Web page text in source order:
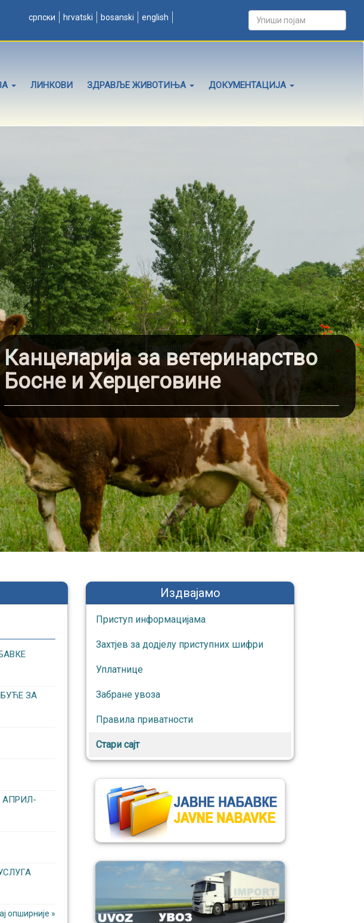
српски hrvatski bosanski english
ЛИНКОВИ ЗДРАВЉЕ ЖИВОТИЊА ДОКУМЕНТАЦИЈА
Канцеларија за ветеринарство
Босне и Херцеговине
ЗА
АПРИЛ-
опширније »
Издвајамо
Приступ информaцијaмa
Захтјев за додјелу приступних шифри
Уплатнице
Забране увоза
Правила приватности
Стари сајт